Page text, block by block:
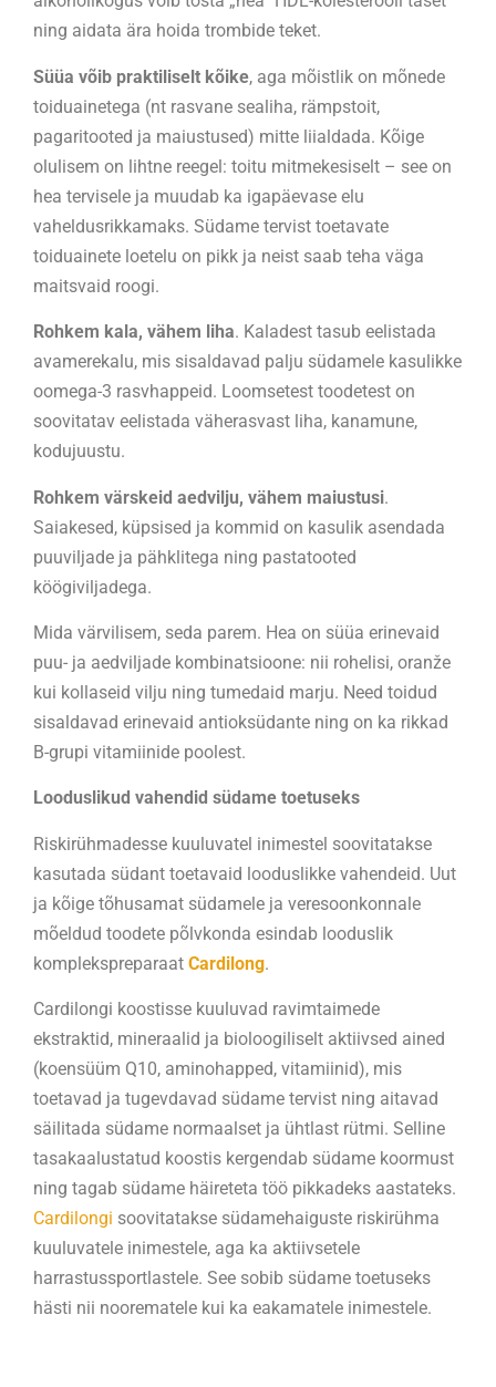
ning aidata ära hoida trombide teket.
Süüa võib praktiliselt kõike, aga mõistlik on mõnede
toiduainetega (nt rasvane sealiha, rämpstoit,
pagaritooted ja maiustused) mitte liialdada. Kõige
olulisem on lihtne reegel: toitu mitmekesiselt – see on
hea tervisele ja muudab ka igapäevase elu
vaheldusrikkamaks. Südame tervist toetavate
toiduainete loetelu on pikk ja neist saab teha väga
maitsvaid roogi.
Rohkem kala, vähem liha. Kaladest tasub eelistada
avamerekalu, mis sisaldavad palju südamele kasulikke
oomega-3 rasvhappeid. Loomsetest toodetest on
soovitatav eelistada väherasvast liha, kanamune,
kodujuustu.
Rohkem värskeid aedvilju, vähem maiustusi.
Saiakesed, küpsised ja kommid on kasulik asendada
puuviljade ja pähklitega ning pastatooted
köögiviljadega.
Mida värvilisem, seda parem. Hea on süüa erinevaid
puu- ja aedviljade kombinatsioone: nii rohelisi, oranže
kui kollaseid vilju ning tumedaid marju. Need toidud
sisaldavad erinevaid antioksüdante ning on ka rikkad
B-grupi vitamiinide poolest.
Looduslikud vahendid südame toetuseks
Riskirühmadesse kuuluvatel inimestel soovitatakse
kasutada südant toetavaid looduslikke vahendeid. Uut
ja kõige tõhusamat südamele ja veresoonkonnale
mõeldud toodete põlvkonda esindab looduslik
komplekspreparaat Cardilong.
Cardilongi koostisse kuuluvad ravimtaimede
ekstraktid, mineraalid ja bioloogiliselt aktiivsed ained
(koensüüm Q10, aminohapped, vitamiinid), mis
toetavad ja tugevdavad südame tervist ning aitavad
säilitada südame normaalset ja ühtlast rütmi. Selline
tasakaalustatud koostis kergendab südame koormust
ning tagab südame häireteta töö pikkadeks aastateks.
Cardilongi soovitatakse südamehaiguste riskirühma
kuuluvatele inimestele, aga ka aktiivsetele
harrastussportlastele. See sobib südame toetuseks
hästi nii noorematele kui ka eakamatele inimestele.